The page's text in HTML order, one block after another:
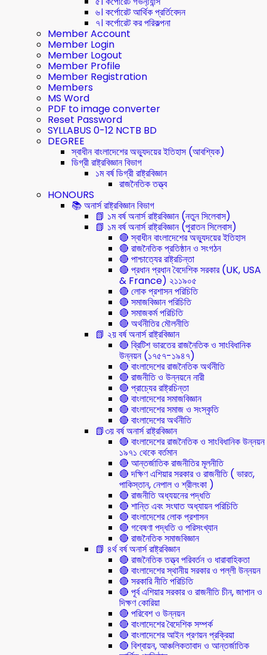
৬। কর্পোরেট আর্থিক প্রর্তিবেদন
৭। কর্পোরেট কর পরিকল্পনা
Member Account
Member Login
Member Logout
Member Profile
Member Registration
Members
MS Word
PDF to image converter
Reset Password
SYLLABUS 0-12 NCTB BD
DEGREE
স্বাধীন বাংলাদেশের অভ্যুদয়ের ইতিহাস (আবশ্যিক)
ডিগ্রী রাষ্ট্রবিজ্ঞান বিভাগ
১ম বর্ষ ডিগ্রী রাষ্ট্রবিজ্ঞান
রাজনৈতিক তত্ত্ব
HONOURS
📚 অনার্স রাষ্ট্রবিজ্ঞান বিভাগ
📗 ১ম বর্ষ অনার্স রাষ্ট্রবিজ্ঞান (নতুন সিলেবাস)
📗 ১ম বর্ষ অনার্স রাষ্ট্রবিজ্ঞান (পুরাতন সিলেবাস)
🔴 স্বাধীন বাংলাদেশের অভ্যুদয়ের ইতিহাস
🔴 রাজনৈতিক প্রতিষ্ঠান ও সংগঠন
🔴 পাশ্চাত্যের রাষ্ট্রচিন্তা
🔴 প্রধান প্রধান বৈদেশিক সরকার (UK, USA
& France) ২১১৯০৫
🔴 লোক প্রশাসন পরিচিতি
🔴 সমাজবিজ্ঞান পরিচিতি
🔴 সমাজকর্ম পরিচিতি
🔴 অর্থনীতির মৌলনীতি
📗 ২য় বর্ষ অনার্স রাষ্ট্রবিজ্ঞান
🔴 ব্রিটিশ ভারতের রাজনৈতিক ও সাংবিধানিক
উন্নয়ন (১৭৫৭-১৯৪৭)
🔴 বাংলাদেশের রাজনৈতিক অর্থনীতি
🔴 রাজনীতি ও উন্নয়নে নারী
🔴 প্রাচ্যের রাষ্ট্রচিন্তা
🔴 বাংলাদেশের সমাজবিজ্ঞান
🔴 বাংলাদেশের সমাজ ও সংস্কৃতি
🔴 বাংলাদেশের অর্থনীতি
📗৩য় বর্ষ অনার্স রাষ্ট্রবিজ্ঞান
🔴 বাংলাদেশের রাজনৈতিক ও সাংবিধানিক উন্নয়ন
১৯৭১ থেকে বর্তমান
🔴 আন্তর্জাতিক রাজনীতির মূলনীতি
🔴 দক্ষিণ এশিয়ার সরকার ও রাজনীতি ( ভারত,
পাকিস্তান, নেপাল ও শ্রীলংকা )
🔴 রাজনীতি অধ্যয়নের পদ্ধতি
🔴 শান্তি এবং সংঘাত অধ্যায়ন পরিচিতি
🔴 বাংলাদেশের লোক প্রশাসন
🔴 গবেষণা পদ্ধতি ও পরিসংখ্যান
🔴 রাজনৈতিক সমাজবিজ্ঞান
📗 ৪র্থ বর্ষ অনার্স রাষ্ট্রবিজ্ঞান
🔴 রাজনৈতিক তত্ত্ব পরিবর্তন ও ধারাবাহিকতা
🔴 বাংলাদেশের স্থানীয় সরকার ও পল্লী উন্নয়ন
🔴 সরকারি নীতি পরিচিতি
🔴 পূর্ব এশিয়ার সরকার ও রাজনীতি চীন, জাপান ও
দিক্ষণ কোরিয়া
🔴 পরিবেশ ও উন্নয়ন
🔴 বাংলাদেশের বৈদেশিক সম্পর্ক
🔴 বাংলাদেশের আইন প্রণয়ন প্রক্রিয়া
🔴 বিশ্বায়ন, আঞ্চলিকতাবাদ ও আন্তর্জাতিক